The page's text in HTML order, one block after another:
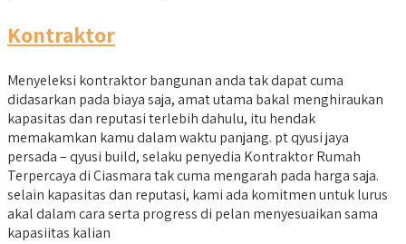
Kontraktor
Menyeleksi kontraktor bangunan anda tak dapat cuma
didasarkan pada biaya saja, amat utama bakal menghiraukan
kapasitas dan reputasi terlebih dahulu, itu hendak
memakamkan kamu dalam waktu panjang. pt qyusi jaya
persada – qyusi build, selaku penyedia Kontraktor Rumah
Terpercaya di Ciasmara tak cuma mengarah pada harga saja.
selain kapasitas dan reputasi, kami ada komitmen untuk lurus
akal dalam cara serta progress di pelan menyesuaikan sama
kapasiitas kalian